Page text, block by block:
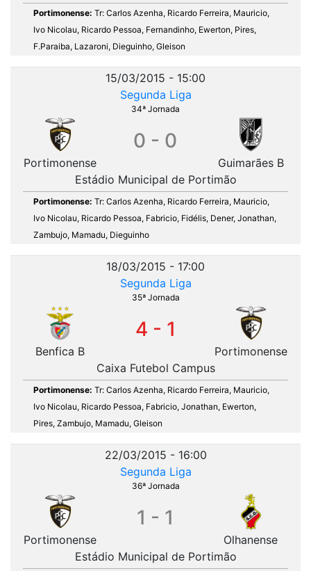
Portimonense: Tr: Carlos Azenha, Ricardo Ferreira, Mauricio,
Ivo Nicolau, Ricardo Pessoa, Fernandinho, Ewerton, Pires,
F.Paraiba, Lazaroni, Dieguinho, Gleison
15/03/2015 - 15:00
Segunda Liga
34ª Jornada
Portimonense
0 - 0
Guimarães B
Estádio Municipal de Portimão
Portimonense: Tr: Carlos Azenha, Ricardo Ferreira, Mauricio,
Ivo Nicolau, Ricardo Pessoa, Fabricio, Fidélis, Dener, Jonathan,
Zambujo, Mamadu, Dieguinho
18/03/2015 - 17:00
Segunda Liga
35ª Jornada
Benfica B
4 - 1
Portimonense
Caixa Futebol Campus
Portimonense: Tr: Carlos Azenha, Ricardo Ferreira, Mauricio,
Ivo Nicolau, Ricardo Pessoa, Fabricio, Jonathan, Ewerton,
Pires, Zambujo, Mamadu, Gleison
22/03/2015 - 16:00
Segunda Liga
36ª Jornada
Portimonense
1 - 1
Olhanense
Estádio Municipal de Portimão